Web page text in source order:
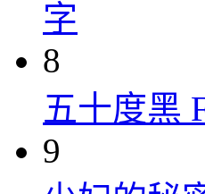
字
8
五十度黑
9